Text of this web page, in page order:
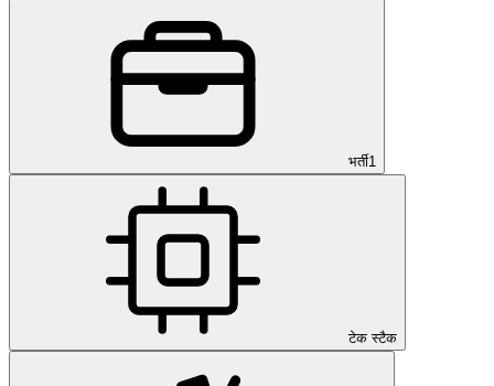
भर्ती1
टेक स्टैक